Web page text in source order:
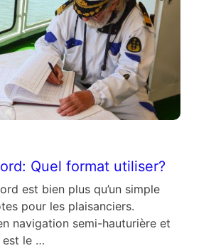
Quel format utiliser?
est bien plus qu’un simple
pour les plaisanciers.
navigation semi-hauturière et
est le …